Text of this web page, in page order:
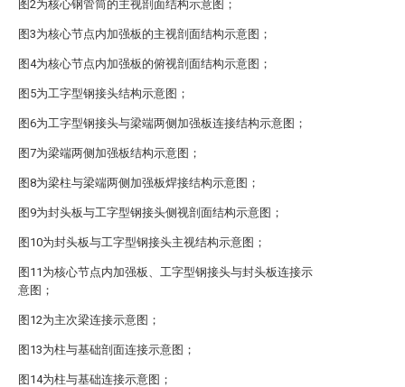
图2为核心钢管筒的主视剖面结构示意图；
图3为核心节点内加强板的主视剖面结构示意图；
图4为核心节点内加强板的俯视剖面结构示意图；
图5为工字型钢接头结构示意图；
图6为工字型钢接头与梁端两侧加强板连接结构示意图；
图7为梁端两侧加强板结构示意图；
图8为梁柱与梁端两侧加强板焊接结构示意图；
图9为封头板与工字型钢接头侧视剖面结构示意图；
图10为封头板与工字型钢接头主视结构示意图；
图11为核心节点内加强板、工字型钢接头与封头板连接示
意图；
图12为主次梁连接示意图；
图13为柱与基础剖面连接示意图；
图14为柱与基础连接示意图；